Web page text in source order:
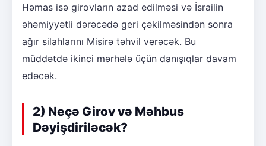
Həmas isə girovların azad edilməsi və İsrailin
əhəmiyyətli dərəcədə geri çəkilməsindən sonra
ağır silahlarını Misirə təhvil verəcək. Bu
müddətdə ikinci mərhələ üçün danışıqlar davam
edəcək.
2) Neçə Girov və Məhbus
Dəyişdiriləcək?